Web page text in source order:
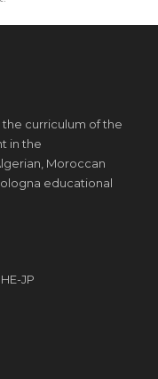
curriculum of the
in the
Moroccan
educational
JP